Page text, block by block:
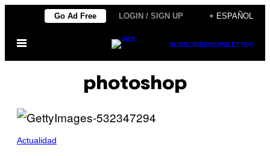
contenido
Go Ad Free LOGIN / SIGN UP + ESPAÑOL
Abrir
SUBSCRIBENEWSLETTER
photoshop
Actualidad